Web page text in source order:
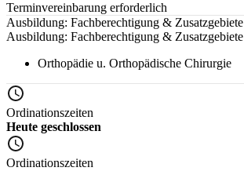
Terminvereinbarung erforderlich
Ausbildung: Fachberechtigung & Zusatzgebiete
Ausbildung: Fachberechtigung & Zusatzgebiete
Orthopädie u. Orthopädische Chirurgie
Ordinationszeiten
Heute geschlossen
Ordinationszeiten